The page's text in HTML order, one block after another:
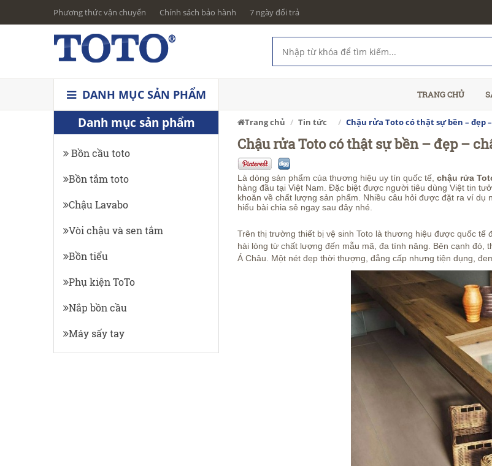
Phương thức vận chuyển Chính sách bảo hành 7 ngày đổi trả
DANH MỤC SẢN PHẨM TRANG CHỦ
Danh mục sản phẩm
Bồn cầu toto
Bồn tắm toto
Chậu Lavabo
Vòi chậu và sen tắm
Bồn tiểu
Phụ kiện ToTo
Nắp bồn cầu
Máy sấy tay
Trang chủ Tin tức Chậu rửa Toto có thật sự bền – đẹp
Chậu rửa Toto có thật sự bền – đẹp –
Là dòng sản phẩm của thương hiệu uy tín quốc tế, chậu rửa
hàng đầu tại Việt Nam. Đặc biệt được người tiêu dùng Việt tin
khoăn về chất lượng sản phẩm. Nhiều câu hỏi được đặt ra ví
hiểu bài chia sẻ ngay sau đây nhé.
Trên thị trường thiết bị vệ sinh Toto là thương hiệu được quốc
hài lòng từ chất lượng đến mẫu mã, đa tính năng. Bên cạnh đó,
Á Châu. Một nét đẹp thời thượng, đẳng cấp nhưng tiện dụng,